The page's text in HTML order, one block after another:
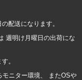
配送になります。
週明け月曜日の出荷にな
。
ニター環境、 またOSや